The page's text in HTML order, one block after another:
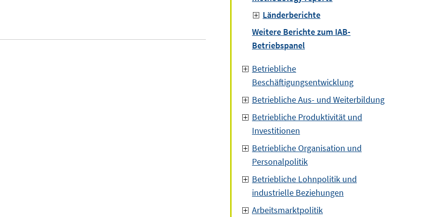
Länderberichte
Weitere Berichte zum IAB-
Betriebspanel
Betriebliche
Beschäftigungsentwicklung
Betriebliche Aus- und Weiterbildung
Betriebliche Produktivität und
Investitionen
Betriebliche Organisation und
Personalpolitik
Betriebliche Lohnpolitik und
industrielle Beziehungen
Arbeitsmarktpolitik